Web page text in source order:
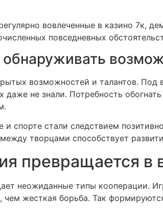
вовлеченные в казино 7к,
повседневных
обнаруживать
возможностей и талантов.
не знали. Потребность
спорте стали следствием
творцами способствует
превращается в
неожиданные типы кооперации.
жесткая борьба. Так